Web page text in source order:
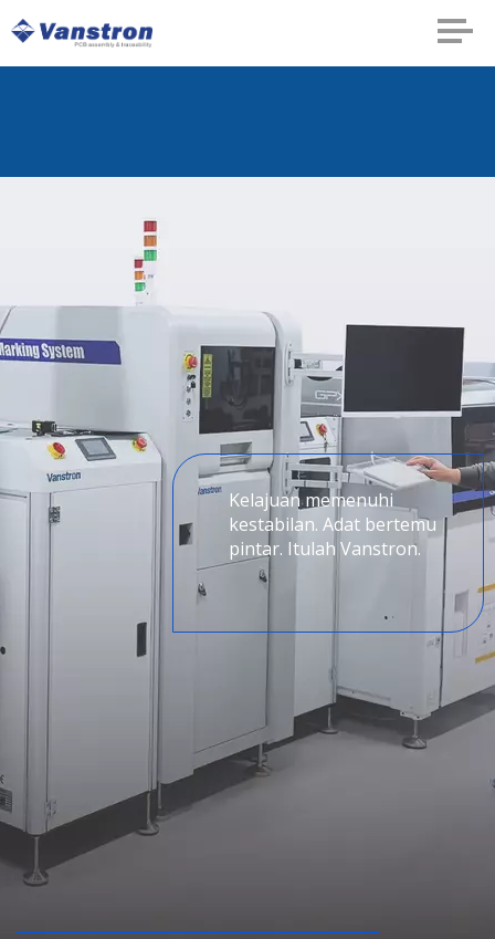
Kelajuan memenuhi
kestabilan. Adat bertemu
pintar. Itulah Vanstron.